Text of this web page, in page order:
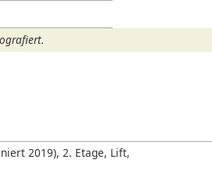
2019), 2. Etage, Lift,